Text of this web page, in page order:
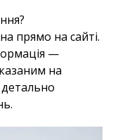
прямо на сайті.
—
на
детально